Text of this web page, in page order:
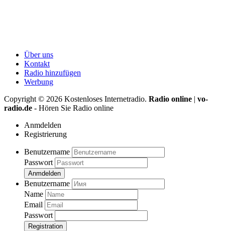
Über uns
Kontakt
Radio hinzufügen
Werbung
Copyright © 2026 Kostenloses Internetradio. Radio online | vo-
radio.de - Hören Sie Radio online
Anmdelden
Registrierung
Benutzername
Passwort
Anmdelden
Benutzername
Name
Email
Passwort
Registration